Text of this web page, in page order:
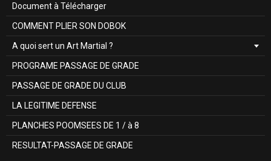
Document à Télécharger
COMMENT PLIER SON DOBOK
A quoi sert un Art Martial ?
PROGRAME PASSAGE DE GRADE
PASSAGE DE GRADE DU CLUB
LA LEGITIME DEFENSE
PLANCHES POOMSEES DE 1 / à 8
RESULTAT-PASSAGE DE GRADE